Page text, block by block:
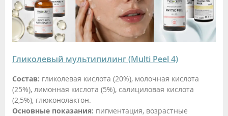
Гликолевый мультипилинг (Multi Peel 4)
Состав: гликолевая кислота (20%), молочная кислота
(25%), лимонная кислота (5%), салициловая кислота
(2,5%), глюконолактон.
Основные показания: пигментация, возрастные